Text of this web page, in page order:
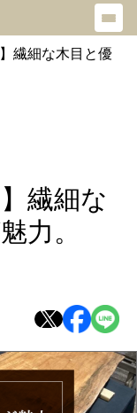
メ
ニ
繊細な木目と優
繊細な
力。